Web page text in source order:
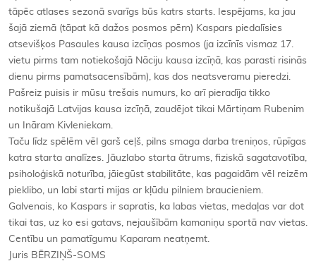
tāpēc atlases sezonā svarīgs būs katrs starts. Iespējams, ka jau
šajā ziemā (tāpat kā dažos posmos pērn) Kaspars piedalīsies
atsevišķos Pasaules kausa izcīņas posmos (ja izcīnīs vismaz 17.
vietu pirms tam notiekošajā Nāciju kausa izcīņā, kas parasti risinās
dienu pirms pamatsacensībām), kas dos neatsveramu pieredzi.
Pašreiz puisis ir mūsu trešais numurs, ko arī pieradīja tikko
notikušajā Latvijas kausa izcīņā, zaudējot tikai Mārtiņam Rubenim
un Ināram Kivleniekam.
Taču līdz spēlēm vēl garš ceļš, pilns smaga darba treniņos, rūpīgas
katra starta analīzes. Jāuzlabo starta ātrums, fiziskā sagatavotība,
psiholoģiskā noturība, jāiegūst stabilitāte, kas pagaidām vēl reizēm
pieklibo, un labi starti mijas ar kļūdu pilniem braucieniem.
Galvenais, ko Kaspars ir sapratis, ka labas vietas, medaļas var dot
tikai tas, uz ko esi gatavs, nejaušībām kamaniņu sportā nav vietas.
Centību un pamatīgumu Kaparam neatņemt.
Juris BĒRZIŅŠ-SOMS